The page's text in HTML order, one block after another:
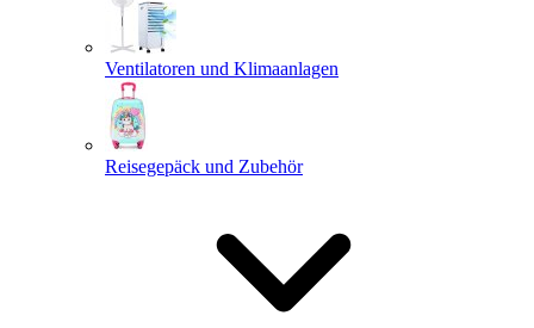
Ventilatoren und Klimaanlagen
Reisegepäck und Zubehör